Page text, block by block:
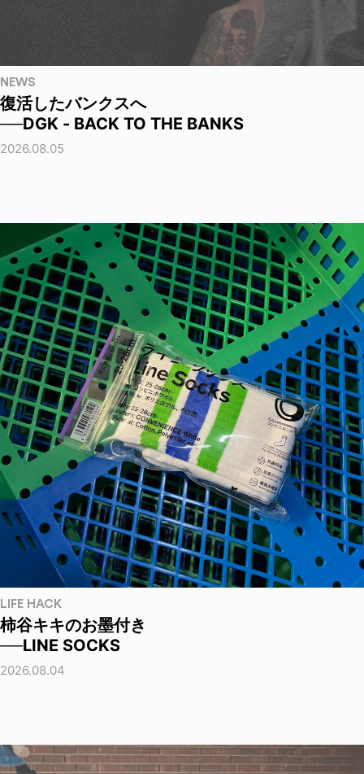
NEWS
復活したバンクスへ
──DGK - BACK TO THE BANKS
2026.08.05
LIFE HACK
柿谷キキのお墨付き
──LINE SOCKS
2026.08.04